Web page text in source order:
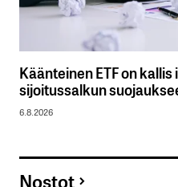
Käänteinen ETF on
sijoitussalkun
6.8.2026
Nostot